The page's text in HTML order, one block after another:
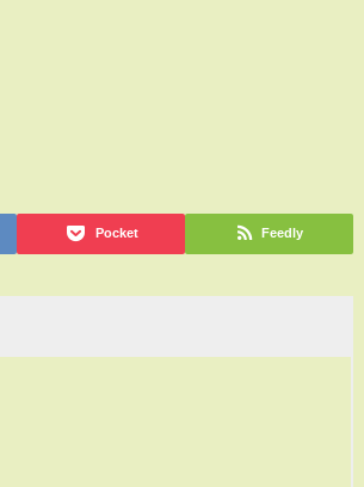
Pocket Feedly